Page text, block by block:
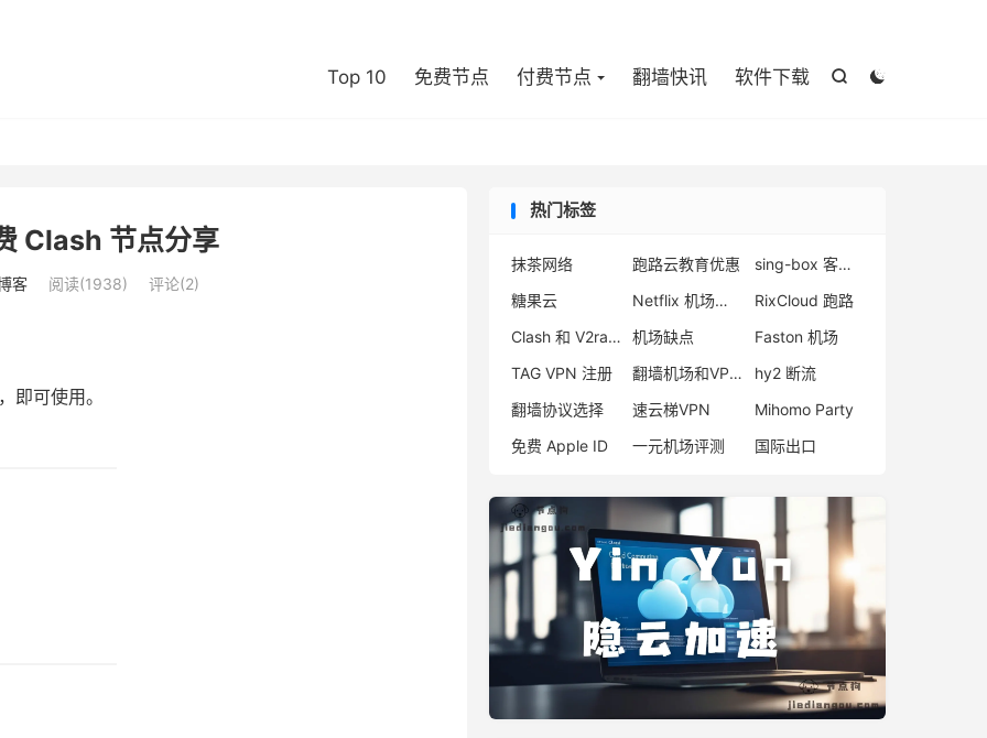


Top 10 免费节点 付费节点 翻墙快讯 软件下载
Clash 节点分享
客 阅读(1938) 评论(2)
即可使用。
热门标签
抹茶网络 跑路云教育优惠
sing-box 客户端配置
糖果云
Netflix 机场推荐
RixCloud 跑路
Clash 和 V2ray 耗电
机场缺点
Faston 机场
TAG VPN 注册
翻墙机场和VPN区别
hy2 断流
翻墙协议选择
速云梯VPN
Mihomo Party
免费 Apple ID
一元机场评测 国际出口